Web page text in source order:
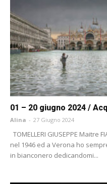
01 – 20 giugno 2024 /
Alina - 27 Giugno 2024
TOMELLERI GIUSEPPE Maitre
nel 1946 ed a Verona ho
in bianconero dedicandomi...